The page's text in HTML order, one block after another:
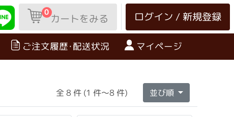
ログイン / 新規登録
0カートをみる
ご注文履歴･配送状況 マイページ
全 8 件 (1 件～8 件) 並び順